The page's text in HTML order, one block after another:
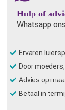
Hulp of
Whatsapp
Ervaren
Door
Advies op
Betaal in